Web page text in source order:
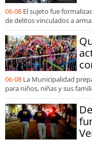
06-08 El sujeto fue
de delitos vinculados a
06-08 La Municipalidad
para niños, niñas y sus